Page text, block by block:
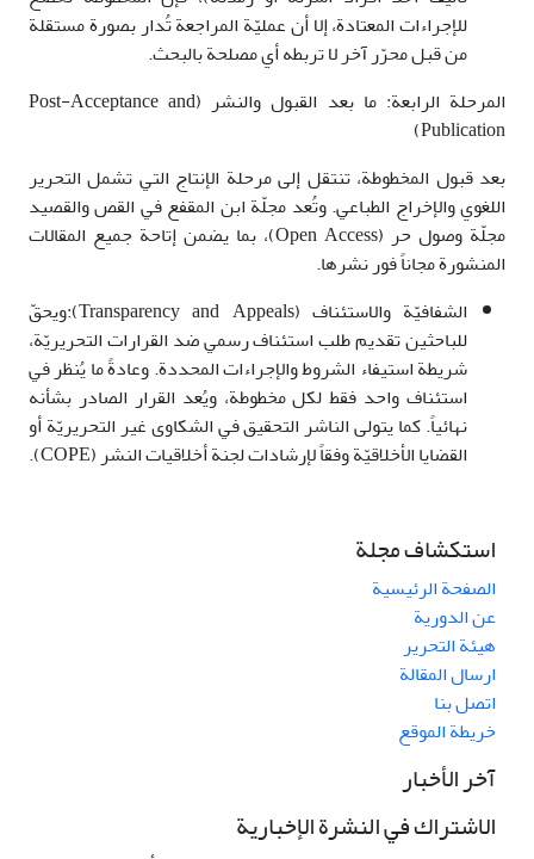
للإجراءات المعتادة، إلا أن عمليّة المراجعة تُدار بصورة مستقلة
من قبل محرّر آخر لا تربطه أي مصلحة بالبحث.
المرحلة الرابعة: ما بعد القبول والنشر (Post-Acceptance and
Publication)
بعد قبول المخطوطة، تنتقل إلى مرحلة الإنتاج التي تشمل التحرير
اللغوي والإخراج الطباعي. وتُعد مجلّة ابن المقفع في القص والقصيد
مجلّة وصول حر (Open Access)، بما يضمن إتاحة جميع المقالات
المنشورة مجاناً فور نشرها.
الشفافيّة والاستئناف (Transparency and Appeals):ويحقّ
للباحثين تقديم طلب استئناف رسمي ضد القرارات التحريريّة،
شريطة استيفاء الشروط والإجراءات المحددة. وعادةً ما يُنظر في
استئناف واحد فقط لكل مخطوطة، ويُعد القرار الصادر بشأنه
نهائياً. كما يتولى الناشر التحقيق في الشكاوى غير التحريريّة أو
القضايا الأخلاقيّة وفقاً لإرشادات لجنة أخلاقيات النشر (COPE).
استكشاف مجلة
الصفحة الرئيسية
عن الدورية
هيئة التحرير
ارسال المقالة
اتصل بنا
خريطة الموقع
آخر الأخبار
الاشتراك في النشرة الإخبارية